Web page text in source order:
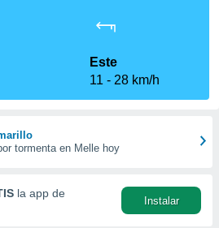
Este
11
28 km/h
tormenta en Melle hoy
la app de
Instalar